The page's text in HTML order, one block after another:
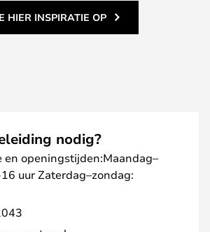
HIER INSPIRATIE OP
nodig?
en openingstijden:Maandag–
uur Zaterdag–zondag: